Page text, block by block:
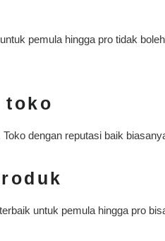
pemula hingga pro tidak
toko
dengan reputasi baik
untuk pemula hingga pro